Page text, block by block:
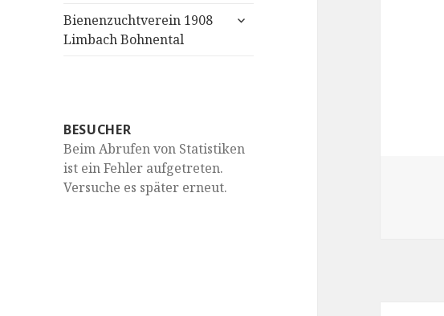
Bienenzuchtverein 1908
Limbach Bohnental
untermenü
BESUCHER
Beim Abrufen von Statistiken
ist ein Fehler aufgetreten.
Versuche es später erneut.